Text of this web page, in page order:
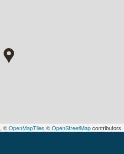
, ©OpenMapTiles ©OpenStreetMapcontributors